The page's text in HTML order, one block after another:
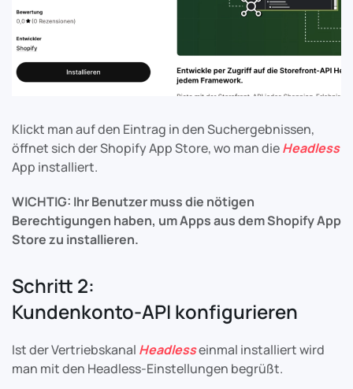
Klickt man auf den Eintrag in den Suchergebnissen,
öffnet sich der Shopify App Store, wo man dieHeadless
App installiert.
WICHTIG: Ihr Benutzer muss die nötigen
Berechtigungen haben, um Apps aus dem Shopify App
Store zu installieren.
Schritt 2:
Kundenkonto-API konfigurieren
Ist der Vertriebskanal Headlesseinmal installiert wird
man mit den Headless-Einstellungen begrüßt.